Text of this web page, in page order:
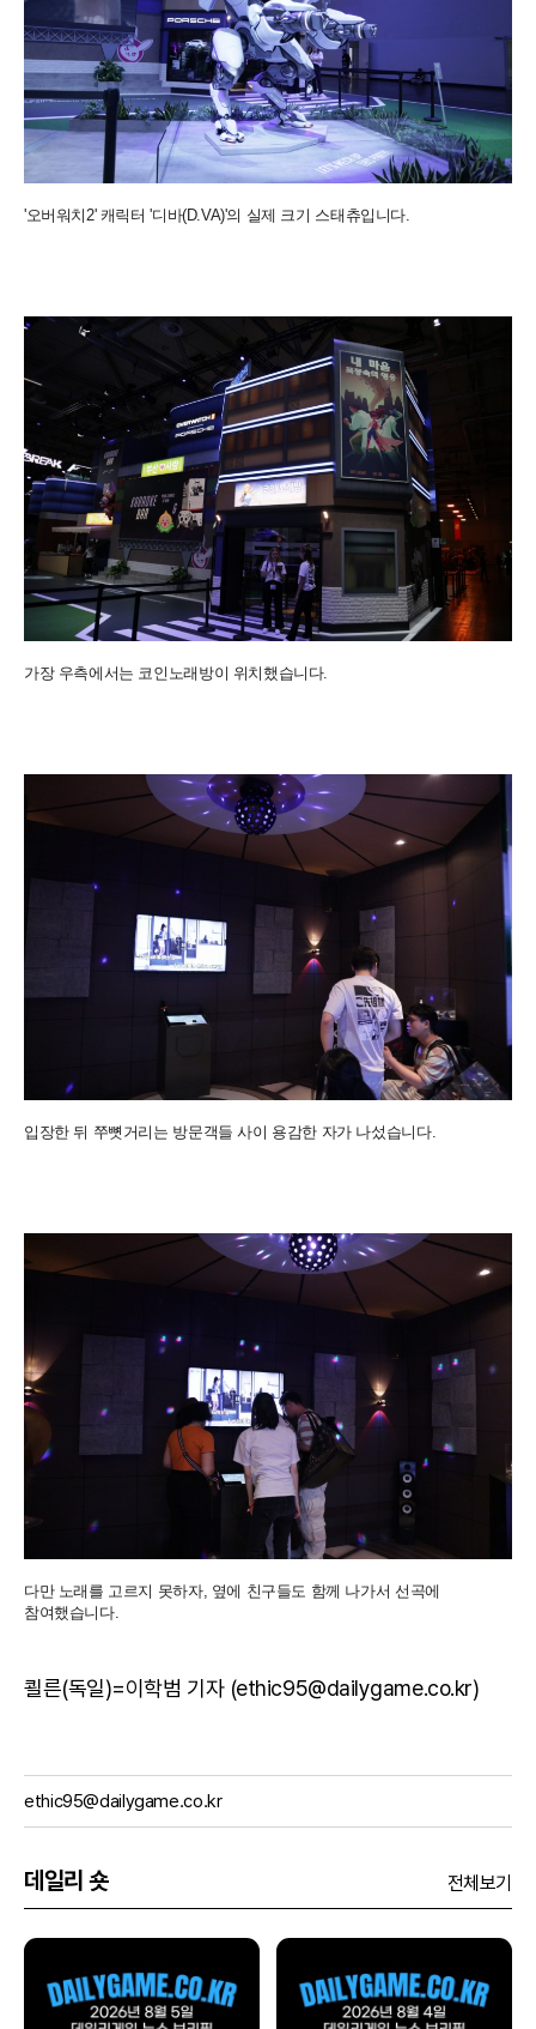
'오버워치2' 캐릭터 '디바(D.VA)'의 실제 크기 스태츄입니다.
가장 우측에서는 코인노래방이 위치했습니다.
입장한 뒤 쭈뼛거리는 방문객들 사이 용감한 자가 나섰습니다.
다만 노래를 고르지 못하자, 옆에 친구들도 함께 나가서 선곡에
참여했습니다.
쾰른(독일)=이학범 기자 (ethic95@dailygame.co.kr)
ethic95@dailygame.co.kr
데일리 숏 전체보기